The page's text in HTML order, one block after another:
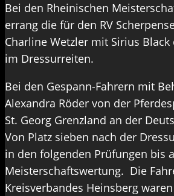
Bei den Rheinischen
errang die für den RV
Charline Wetzler mit Sirius Black
im Dressurreiten.
Bei den Gespann-Fahrern mit
Alexandra Röder von der
St. Georg Grenzland an der
Von Platz sieben nach der
in den folgenden Prüfungen bis
Meisterschaftswertung. Die
Kreisverbandes Heinsberg